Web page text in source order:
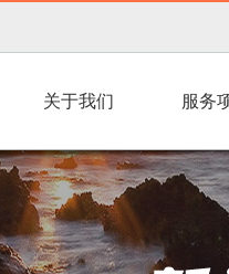
关于我们 服务